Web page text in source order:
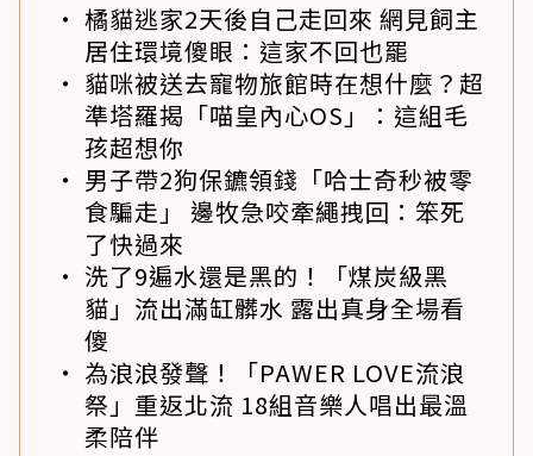
橘貓逃家2天後自己走回來 網見飼主
居住環境傻眼：這家不回也罷
貓咪被送去寵物旅館時在想什麼？超
準塔羅揭「喵皇內心OS」：這組毛
孩超想你
男子帶2狗保鑣領錢「哈士奇秒被零
食騙走」 邊牧急咬牽繩拽回：笨死
了快過來
洗了9遍水還是黑的！「煤炭級黑
貓」流出滿缸髒水 露出真身全場看
傻
為浪浪發聲！「PAWER LOVE流浪
祭」重返北流 18組音樂人唱出最溫
柔陪伴